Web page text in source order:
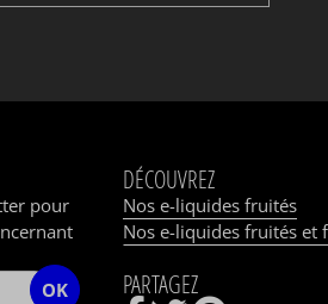
pour
OK
DÉCOUVREZ
Nos e-liquides fruités
Nos e-liquides fruités et
PARTAGEZ